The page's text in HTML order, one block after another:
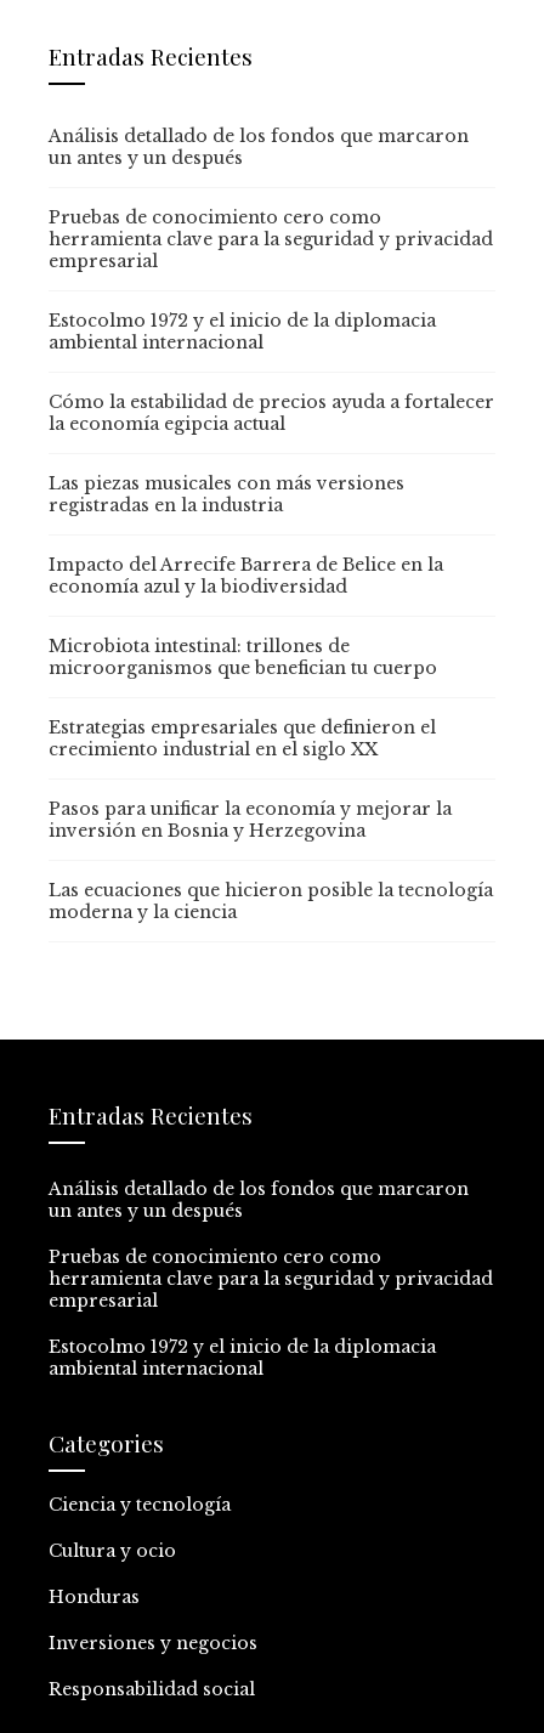
Entradas Recientes
Análisis detallado de los fondos que marcaron
un antes y un después
Pruebas de conocimiento cero como
herramienta clave para la seguridad y privacidad
empresarial
Estocolmo 1972 y el inicio de la diplomacia
ambiental internacional
Cómo la estabilidad de precios ayuda a fortalecer
la economía egipcia actual
Las piezas musicales con más versiones
registradas en la industria
Impacto del Arrecife Barrera de Belice en la
economía azul y la biodiversidad
Microbiota intestinal: trillones de
microorganismos que benefician tu cuerpo
Estrategias empresariales que definieron el
crecimiento industrial en el siglo XX
Pasos para unificar la economía y mejorar la
inversión en Bosnia y Herzegovina
Las ecuaciones que hicieron posible la tecnología
moderna y la ciencia
Entradas Recientes
Análisis detallado de los fondos que marcaron
un antes y un después
Pruebas de conocimiento cero como
herramienta clave para la seguridad y privacidad
empresarial
Estocolmo 1972 y el inicio de la diplomacia
ambiental internacional
Categories
Ciencia y tecnología
Cultura y ocio
Honduras
Inversiones y negocios
Responsabilidad social